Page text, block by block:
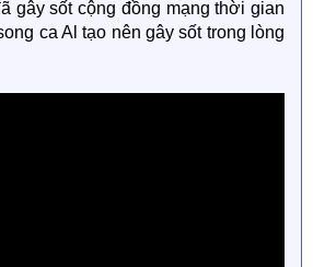
gây sốt cộng đồng mạng thời gian
ca Al tạo nên gây sốt trong lòng